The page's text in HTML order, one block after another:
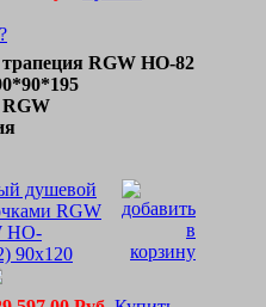
RGW HO-82
RGW
душевой
RGW
HO-
90х120